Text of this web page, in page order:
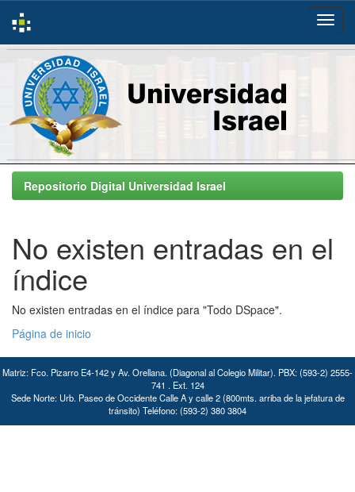
Skip
navigationRepositorio Digital Universidad Israel
No existen entradas en el
índice
No existen entradas en el índice para "Todo DSpace".
Página de inicio
Matriz: Fco. Pizarro E4-142 y Av. Orellana. (Diagonal al Colegio Militar). PBX: (593-2) 2555-
741 . Ext. 124
Sede Norte: Urb. Paseo de Occidente Calle A y calle 2 (800mts. arriba de la jefatura de
tránsito) Teléfono: (593-2) 380 3804